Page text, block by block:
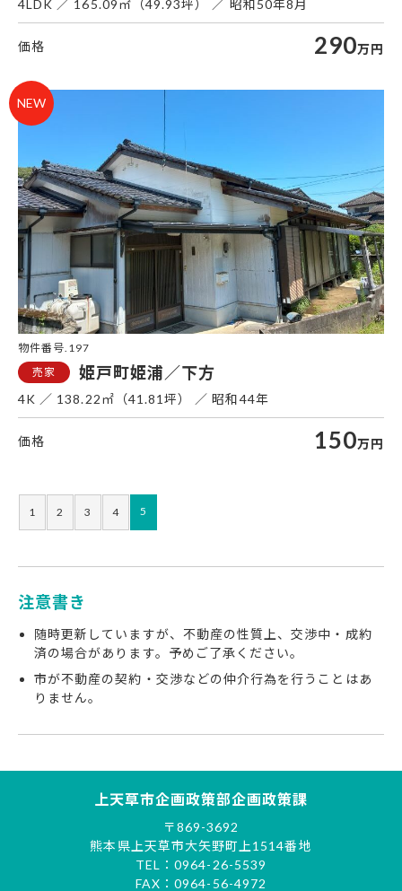
4LDK 165.09㎡（49.93坪） 昭和50年8月
290万円
物件番号.197
姫戸町姫浦／下方
4K 138.22㎡（41.81坪） 昭和44年
150万円
1 2 3 4 5
注意書き
随時更新していますが、不動産の性質上、交渉中・成約
済の場合があります。予めご了承ください。
市が不動産の契約・交渉などの仲介行為を行うことはあ
りません。
上天草市企画政策部企画政策課
〒869-3692
熊本県上天草市大矢野町上1514番地
TEL：0964-26-5539
FAX：0964-56-4972